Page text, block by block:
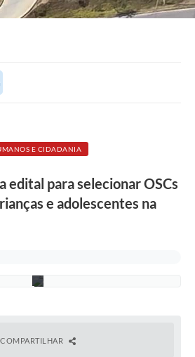
E CIDADANIA
edital para selecionar OSCs
e adolescentes na
o
l
c
n
t
a
COMPARTILHAR